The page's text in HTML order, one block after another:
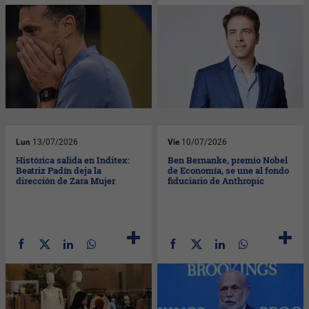
Lun 13/07/2026
Histórica salida en Inditex:
Beatriz Padín deja la
dirección de Zara Mujer
Vie 10/07/2026
Ben Bernanke, premio Nobel
de Economía, se une al fondo
fiduciario de Anthropic